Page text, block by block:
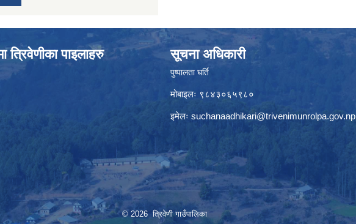
त्रिवेणीका पाइलाहरु सूचना अधिकारी
पुष्पालता घर्ति
मोबाइलः ९८४३०६५९८०
इमेलः suchanaadhikari@trivenimunrolpa.gov.np
© 2026 त्रिवेणी गाउँपालिका